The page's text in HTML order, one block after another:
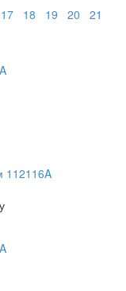
17 18 19 20
21
112116A